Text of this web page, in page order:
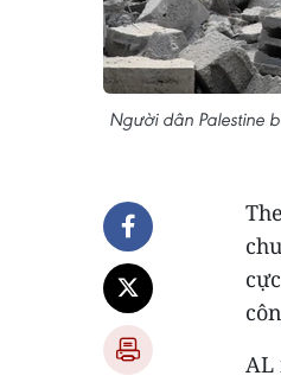
Người dân Palestine
AL